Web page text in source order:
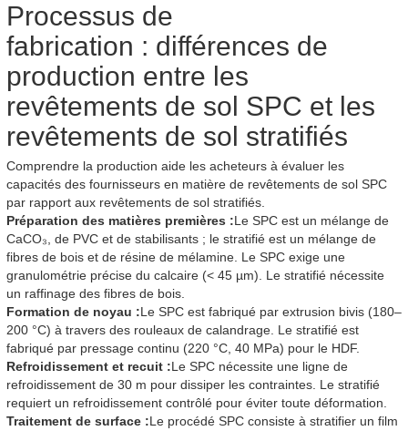
Processus de
fabrication : différences de
production entre les
revêtements de sol SPC et les
revêtements de sol stratifiés
Comprendre la production aide les acheteurs à évaluer les
capacités des fournisseurs en matière de revêtements de sol SPC
par rapport aux revêtements de sol stratifiés.
Préparation des matières premières :Le SPC est un mélange de
CaCO₃, de PVC et de stabilisants ; le stratifié est un mélange de
fibres de bois et de résine de mélamine. Le SPC exige une
granulométrie précise du calcaire (< 45 µm). Le stratifié nécessite
un raffinage des fibres de bois.
Formation de noyau :Le SPC est fabriqué par extrusion bivis (180–
200 °C) à travers des rouleaux de calandrage. Le stratifié est
fabriqué par pressage continu (220 °C, 40 MPa) pour le HDF.
Refroidissement et recuit :Le SPC nécessite une ligne de
refroidissement de 30 m pour dissiper les contraintes. Le stratifié
requiert un refroidissement contrôlé pour éviter toute déformation.
Traitement de surface :Le procédé SPC consiste à stratifier un film